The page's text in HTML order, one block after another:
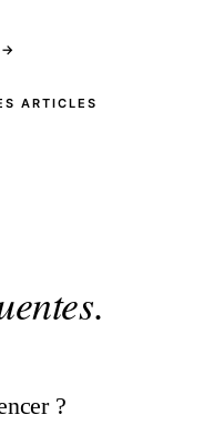
→
ARTICLES
.
?